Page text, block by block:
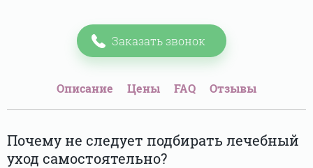
Заказать звонок
Описание Цены FAQ Отзывы
Почему не следует подбирать лечебный
уход самостоятельно?